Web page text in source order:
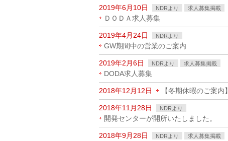
2019年6月10日 NDRより 求人募集掲載
ＤＯＤＡ求人募集
2019年4月24日 NDRより
GW期間中の営業のご案内
2019年2月6日 NDRより 求人募集掲載
DODA求人募集
2018年12月12日 【冬期休暇のご案内】
2018年11月28日 NDRより
開発センターが開所いたしました。
2018年9月28日 NDRより 求人募集掲載